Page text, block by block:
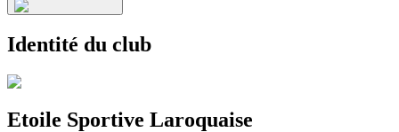
Identité du club
Etoile Sportive Laroquaise